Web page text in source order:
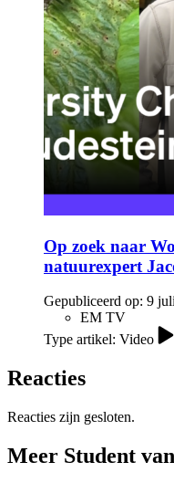
Op zoek naar
natuurexpert
Gepubliceerd op: 9
EM TV
Type artikel: Video
Reacties
Reacties zijn gesloten.
Meer Student